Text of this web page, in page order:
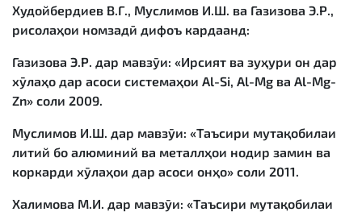
Худойбердиев В.Г., Муслимов И.Ш. ва Газизова Э.Р.,
рисолаҳои номзадӣ дифоъ кардаанд:
Газизова Э.Р. дар мавзӯи: «Ирсият ва зуҳури он дар
хӯлаҳо дар асоси системаҳои Аl-Si, Аl-Мg ва Аl-Мg-
Zn» соли 2009.
Муслимов И.Ш. дар мавзӯи: «Таъсири мутақобилаи
литий бо алюминий ва металлҳои нодир замин ва
коркарди хӯлаҳои дар асоси онҳо» соли 2011.
Халимова М.И. дар мавзӯи: «Таъсири мутақобилаи